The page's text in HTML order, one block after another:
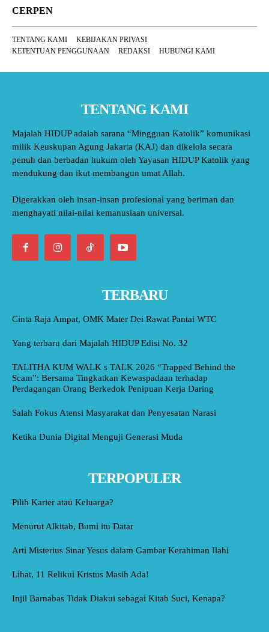
CERPEN
TENTANG KAMI
KEBIJAKAN PRIVASI
KETENTUAN PENGGUNAAN
REDAKSI HUBUNGI KAMI
TENTANG KAMI
Majalah HIDUP adalah sarana “Mingguan Katolik” komunikasi
milik Keuskupan Agung Jakarta (KAJ) dan dikelola secara
penuh dan berbadan hukum oleh Yayasan HIDUP Katolik yang
mendukung dan ikut membangun umat Allah.
Digerakkan oleh insan-insan profesional yang beriman dan
menghayati nilai-nilai kemanusiaan universal.
TERBARU
Cinta Raja Ampat, OMK Mater Dei Rawat Pantai WTC
Yang terbaru dari Majalah HIDUP Edisi No. 32
TALITHA KUM WALK s TALK 2026 “Trapped Behind the
Scam”: Bersama Tingkatkan Kewaspadaan terhadap
Perdagangan Orang Berkedok Penipuan Kerja Daring
Salah Fokus Atensi Masyarakat dan Penyesatan Narasi
Ketika Dunia Digital Menguji Generasi Muda
TERPOPULER
Pilih Karier atau Keluarga?
Menurut Alkitab, Bumi itu Datar
Arti Misterius Sinar Yesus dalam Gambar Kerahiman Ilahi
Lihat, 11 Relikui Kristus Masih Ada!
Injil Barnabas Tidak Diakui sebagai Kitab Suci, Kenapa?